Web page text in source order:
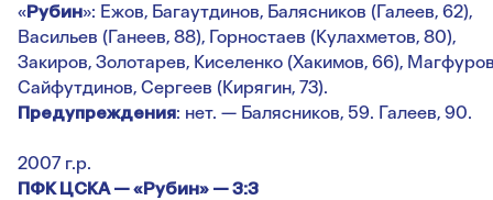
«Рубин»: Ежов, Багаутдинов, Балясников (Галеев, 62),
Васильев (Ганеев, 88), Горностаев (Кулахметов, 80),
Закиров, Золотарев, Киселенко (Хакимов, 66),
Сайфутдинов, Сергеев (Кирягин, 73).
Предупреждения: нет. — Балясников, 59. Галеев, 90.
2007 г.р.
ПФК ЦСКА — «Рубин» — 3:3